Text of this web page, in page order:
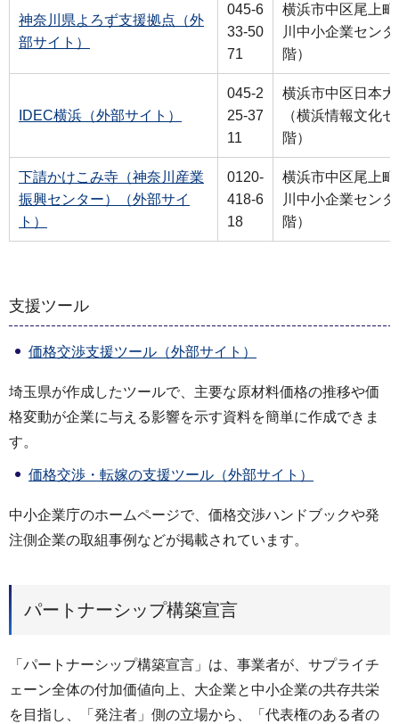
神奈川県よろず支援拠点（外
部サイト）
045-6
33-50
71
横浜市中区尾上
川中小企業セン
階）
IDEC横浜（外部サイト）
045-2
25-37
11
横浜市中区日本
（横浜情報文化
階）
下請かけこみ寺（神奈川産業
振興センター）（外部サイ
ト）
0120-
418-6
18
横浜市中区尾上
川中小企業セン
階）
支援ツール
価格交渉支援ツール（外部サイト）
埼玉県が作成したツールで、主要な原材料価格の推移や価
格変動が企業に与える影響を示す資料を簡単に作成できま
す。
価格交渉・転嫁の支援ツール（外部サイト）
中小企業庁のホームページで、価格交渉ハンドブックや発
注側企業の取組事例などが掲載されています。
パートナーシップ構築宣言
「パートナーシップ構築宣言」は、事業者が、サプライチ
ェーン全体の付加価値向上、大企業と中小企業の共存共栄
を目指し、「発注者」側の立場から、「代表権のある者の